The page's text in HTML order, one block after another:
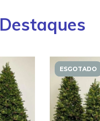
Destaques
ESGOTADO